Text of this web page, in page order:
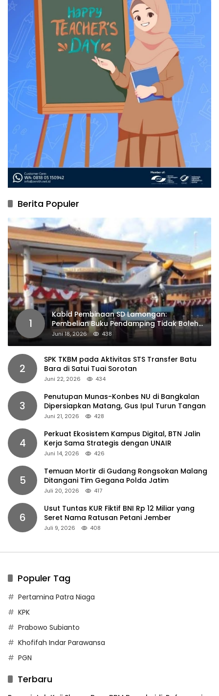
Berita Populer
1
Kabid Pembinaan SD Lamongan:
Pembelian Buku Pendamping Tidak Boleh
Dipaksakan
Juni 18, 2026 438
2
SPK TKBM pada Aktivitas STS Transfer Batu
Bara di Satui Tuai Sorotan
Juni 22, 2026 434
3
Penutupan Munas-Konbes NU di Bangkalan
Dipersiapkan Matang, Gus Ipul Turun Tangan
Juni 21, 2026 428
4
Perkuat Ekosistem Kampus Digital, BTN Jalin
Kerja Sama Strategis dengan UNAIR
Juni 14, 2026 426
5
Temuan Mortir di Gudang Rongsokan Malang
Ditangani Tim Gegana Polda Jatim
Juli 20, 2026 417
6
Usut Tuntas KUR Fiktif BNI Rp 12 Miliar yang
Seret Nama Ratusan Petani Jember
Juli 9, 2026 408
Populer Tag
Pertamina Patra Niaga
KPK
Prabowo Subianto
Khofifah Indar Parawansa
PGN
Terbaru